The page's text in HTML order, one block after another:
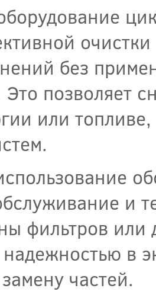
без
позволяет
или
и
фильтров или
в
частей.